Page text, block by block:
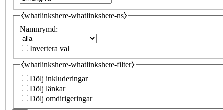
⧼whatlinkshere-whatlinkshere-ns⧽
Namnrymd:
Invertera val
⧼whatlinkshere-whatlinkshere-filter⧽
Dölj inkluderingar
Dölj länkar
Dölj omdirigeringar